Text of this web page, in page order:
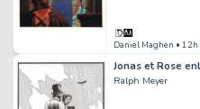
Daniel Maghen •
Ralph Meyer